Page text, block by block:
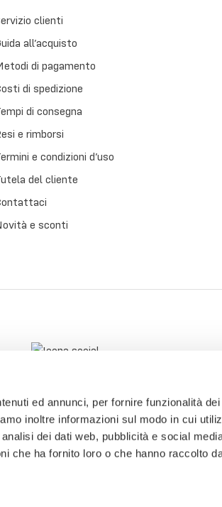
ed annunci, per fornire funzionalità
inoltre informazioni sul modo in cui
dei dati web, pubblicità e social
che ha fornito loro o che hanno raccolto
clienti
all’acquisto
di pagamento
di spedizione
di consegna
e rimborsi
e condizioni d’uso
del cliente
e sconti